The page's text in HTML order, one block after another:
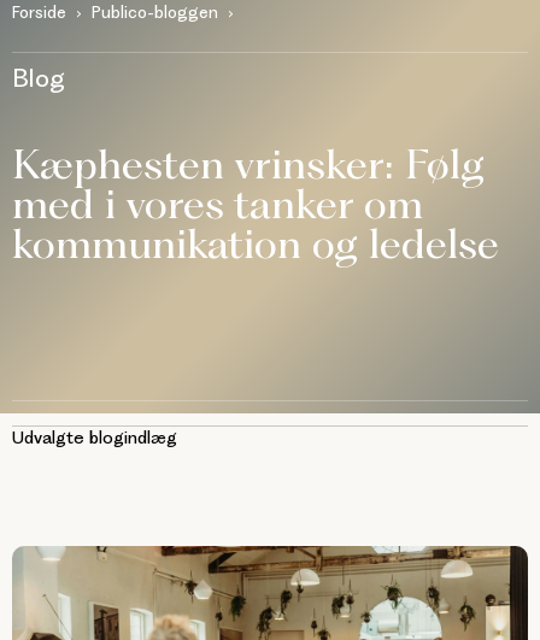
Forside Publico-bloggen
Blog
Kæphesten vrinsker: Følg
med i vores tanker om
kommunikation og ledelse
Udvalgte blogindlæg